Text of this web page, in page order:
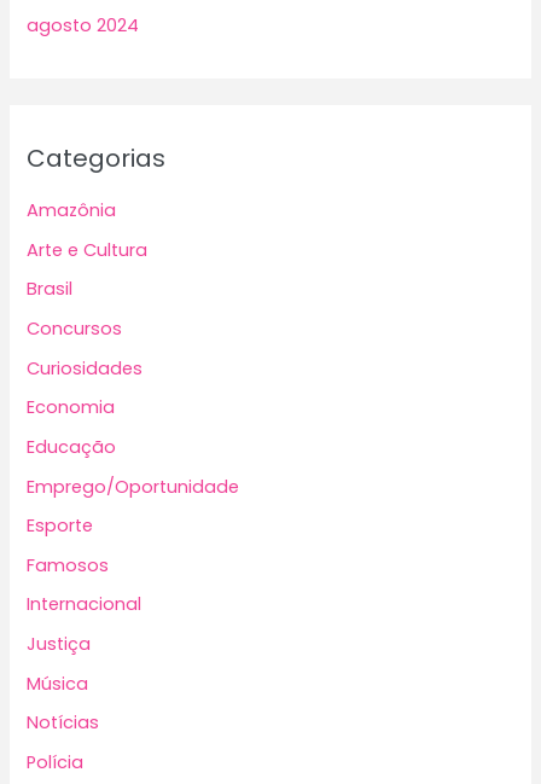
agosto 2024
Categorias
Amazônia
Arte e Cultura
Brasil
Concursos
Curiosidades
Economia
Educação
Emprego/Oportunidade
Esporte
Famosos
Internacional
Justiça
Música
Notícias
Polícia